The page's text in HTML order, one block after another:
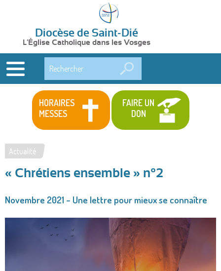
Diocèse de Saint-Dié
L'Église Catholique dans les Vosges
HORAIRES
MESSES
FAIRE UN
DON
Vous
êtes
ici
Actualité
« Chrétiens ensemble » n°2
Novembre 2021 – Une lettre pour mieux se connaître